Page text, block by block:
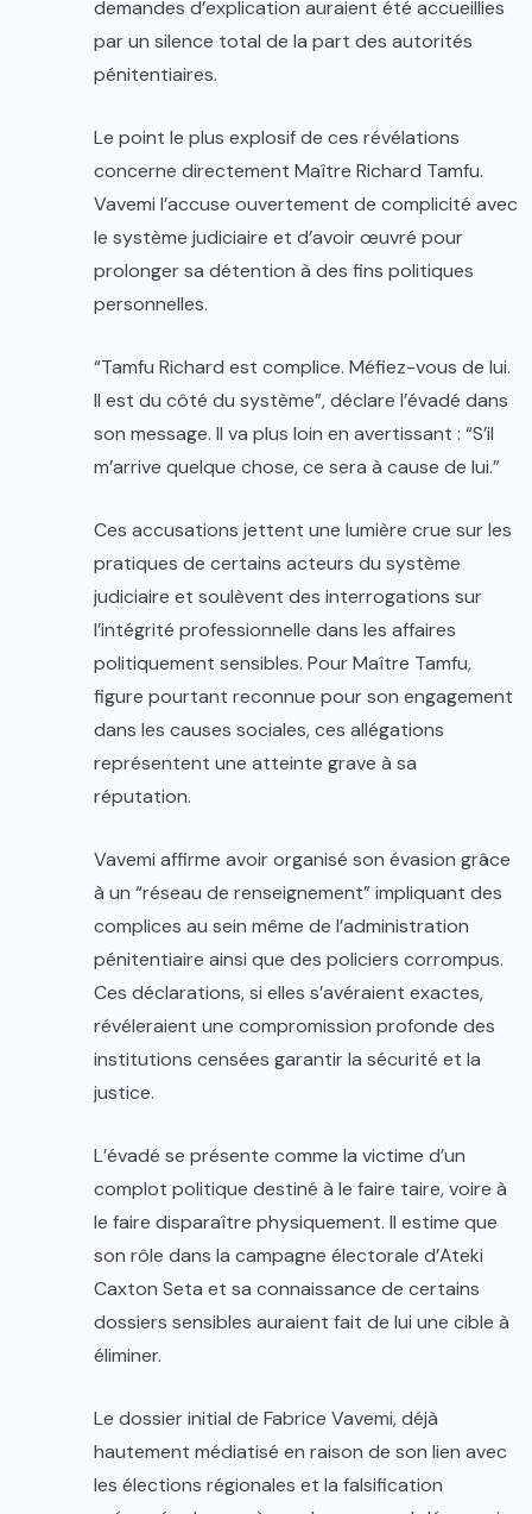
demandes d’explication auraient été accueillies
par un silence total de la part des autorités
pénitentiaires.
Le point le plus explosif de ces révélations
concerne directement Maître Richard Tamfu.
Vavemi l’accuse ouvertement de complicité avec
le système judiciaire et d’avoir œuvré pour
prolonger sa détention à des fins politiques
personnelles.
“Tamfu Richard est complice. Méfiez-vous de lui.
Il est du côté du système”, déclare l’évadé dans
son message. Il va plus loin en avertissant : “S’il
m’arrive quelque chose, ce sera à cause de lui.”
Ces accusations jettent une lumière crue sur les
pratiques de certains acteurs du système
judiciaire et soulèvent des interrogations sur
l’intégrité professionnelle dans les affaires
politiquement sensibles. Pour Maître Tamfu,
figure pourtant reconnue pour son engagement
dans les causes sociales, ces allégations
représentent une atteinte grave à sa
réputation.
Vavemi affirme avoir organisé son évasion grâce
à un “réseau de renseignement” impliquant des
complices au sein même de l’administration
pénitentiaire ainsi que des policiers corrompus.
Ces déclarations, si elles s’avéraient exactes,
révéleraient une compromission profonde des
institutions censées garantir la sécurité et la
justice.
L’évadé se présente comme la victime d’un
complot politique destiné à le faire taire, voire à
le faire disparaître physiquement. Il estime que
son rôle dans la campagne électorale d’Ateki
Caxton Seta et sa connaissance de certains
dossiers sensibles auraient fait de lui une cible à
éliminer.
Le dossier initial de Fabrice Vavemi, déjà
hautement médiatisé en raison de son lien avec
les élections régionales et la falsification